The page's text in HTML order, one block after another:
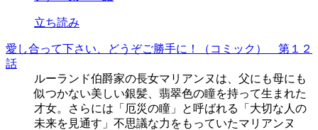
立ち読み
愛し合って下さい、どうぞご勝手に！（コミック） 第１２
話
ルーランド伯爵家の長女マリアンヌは、父にも母にも
似つかない美しい銀髪、翡翠色の瞳を持って生まれた
才女。さらには「厄災の瞳」と呼ばれる「大切な人の
未来を見通す」不思議な力をもっていたマリアンヌ